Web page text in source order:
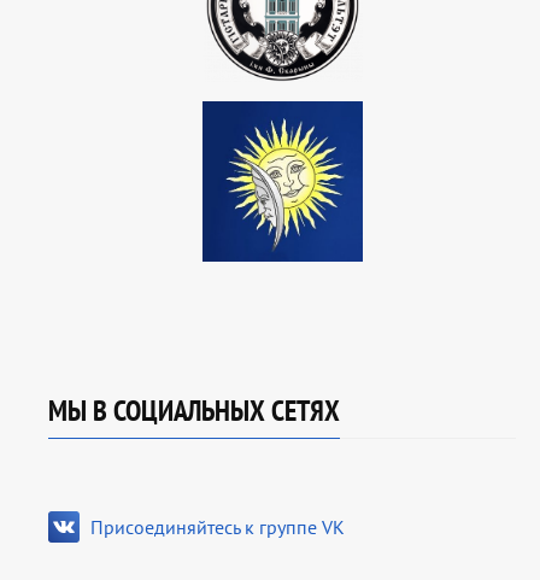
МЫ В СОЦИАЛЬНЫХ СЕТЯХ
Присоединяйтесь к группе VK